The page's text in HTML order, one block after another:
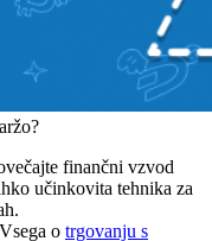
finančni vzvod
učinkovita tehnika za
o trgovanju s